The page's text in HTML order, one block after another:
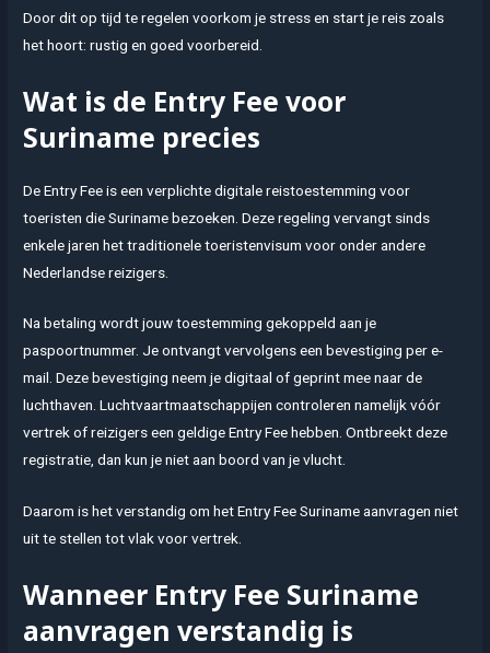
Door dit op tijd te regelen voorkom je stress en start je reis zoals
het hoort: rustig en goed voorbereid.
Wat is de Entry Fee voor
Suriname precies
De Entry Fee is een verplichte digitale reistoestemming voor
toeristen die Suriname bezoeken. Deze regeling vervangt sinds
enkele jaren het traditionele toeristenvisum voor onder andere
Nederlandse reizigers.
Na betaling wordt jouw toestemming gekoppeld aan je
paspoortnummer. Je ontvangt vervolgens een bevestiging per e-
mail. Deze bevestiging neem je digitaal of geprint mee naar de
luchthaven. Luchtvaartmaatschappijen controleren namelijk vóór
vertrek of reizigers een geldige Entry Fee hebben. Ontbreekt deze
registratie, dan kun je niet aan boord van je vlucht.
Daarom is het verstandig om het Entry Fee Suriname aanvragen niet
uit te stellen tot vlak voor vertrek.
Wanneer Entry Fee Suriname
aanvragen verstandig is